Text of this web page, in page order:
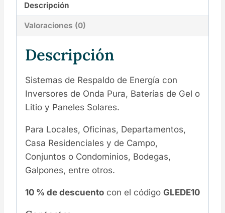
Descripción
Valoraciones (0)
Descripción
Sistemas de Respaldo de Energía con
Inversores de Onda Pura, Baterías de Gel o
Litio y Paneles Solares.
Para Locales, Oficinas, Departamentos,
Casa Residenciales y de Campo,
Conjuntos o Condominios, Bodegas,
Galpones, entre otros.
10 % de descuento con el código GLEDE10